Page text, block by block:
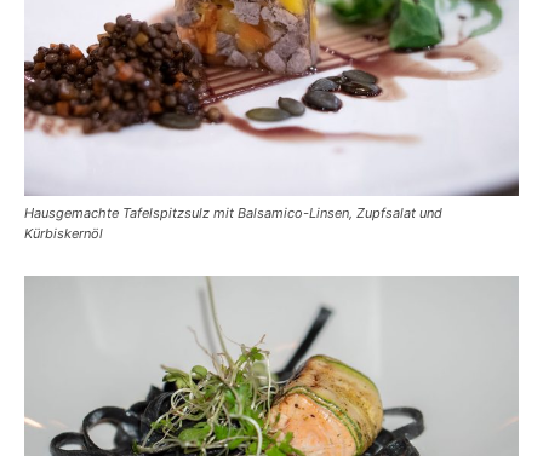
Hausgemachte Tafelspitzsulz mit Balsamico-Linsen, Zupfsalat und
Kürbiskernöl